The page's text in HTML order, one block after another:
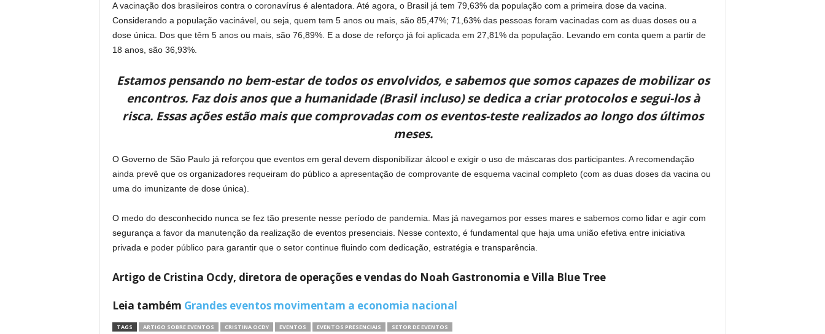
A vacinação dos brasileiros contra o coronavírus é alentadora. Até agora, o Brasil já tem 79,63% da população com a primeira dose da vacina.
Considerando a população vacinável, ou seja, quem tem 5 anos ou mais, são 85,47%; 71,63% das pessoas foram vacinadas com as duas doses ou a
dose única. Dos que têm 5 anos ou mais, são 76,89%. E a dose de reforço já foi aplicada em 27,81% da população. Levando em conta quem a partir de
18 anos, são 36,93%.
Estamos pensando no bem-estar de todos os envolvidos, e sabemos que somos capazes de mobilizar os
encontros. Faz dois anos que a humanidade (Brasil incluso) se dedica a criar protocolos e segui-los à
risca. Essas ações estão mais que comprovadas com os eventos-teste realizados ao longo dos últimos
meses.
O Governo de São Paulo já reforçou que eventos em geral devem disponibilizar álcool e exigir o uso de máscaras dos participantes. A recomendação
ainda prevê que os organizadores requeiram do público a apresentação de comprovante de esquema vacinal completo (com as duas doses da vacina ou
uma do imunizante de dose única).
O medo do desconhecido nunca se fez tão presente nesse período de pandemia. Mas já navegamos por esses mares e sabemos como lidar e agir com
segurança a favor da manutenção da realização de eventos presenciais. Nesse contexto, é fundamental que haja uma união efetiva entre iniciativa
privada e poder público para garantir que o setor continue fluindo com dedicação, estratégia e transparência.
Artigo de Cristina Ocdy, diretora de operações e vendas do Noah Gastronomia e Villa Blue Tree
Leia também Grandes eventos movimentam a economia nacional
TAGS ARTIGO SOBRE EVENTOS CRISTINA OCDY EVENTOS EVENTOS PRESENCIAIS SETOR DE EVENTOS